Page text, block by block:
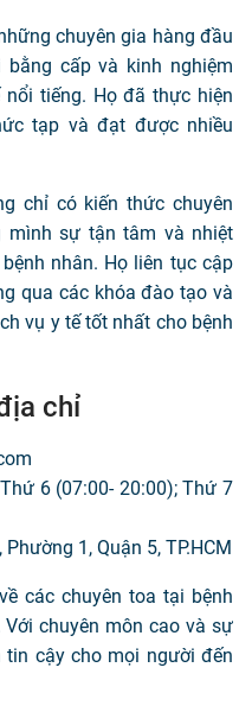
chuyên gia hàng đầu
cấp và kinh nghiệm
tiếng. Họ đã thực hiện
tạp và đạt được nhiều
chỉ có kiến thức chuyên
mình sự tận tâm và nhiệt
nhân. Họ liên tục cập
qua các khóa đào tạo và
vụ y tế tốt nhất cho bệnh
chỉ
6 (07:00- 20:00); Thứ 7
1, Quận 5, TP.HCM
các chuyên toa tại bệnh
chuyên môn cao và sự
cậy cho mọi người đến